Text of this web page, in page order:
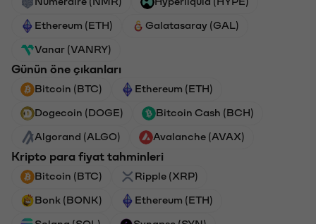
Ethereum (ETH) Galatasaray (GAL)
Vanar (VANRY)
Günün öne çıkanları
Bitcoin (BTC) Ethereum (ETH)
Dogecoin (DOGE) Bitcoin Cash (BCH)
Algorand (ALGO) Avalanche (AVAX)
Kripto para fiyat tahminleri
Bitcoin (BTC) Ripple (XRP)
Bonk (BONK) Ethereum (ETH)